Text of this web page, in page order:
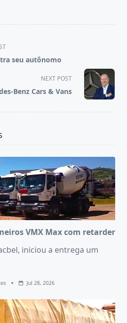
seu autônomo
NEXT POST
Benz Cars & Vans
VMX Max com retarder
iniciou a entrega um
Jul 28, 2026